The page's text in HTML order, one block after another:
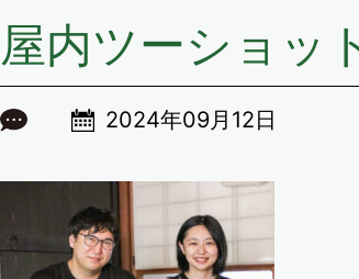
屋内ツーショッ
2024年09月12日